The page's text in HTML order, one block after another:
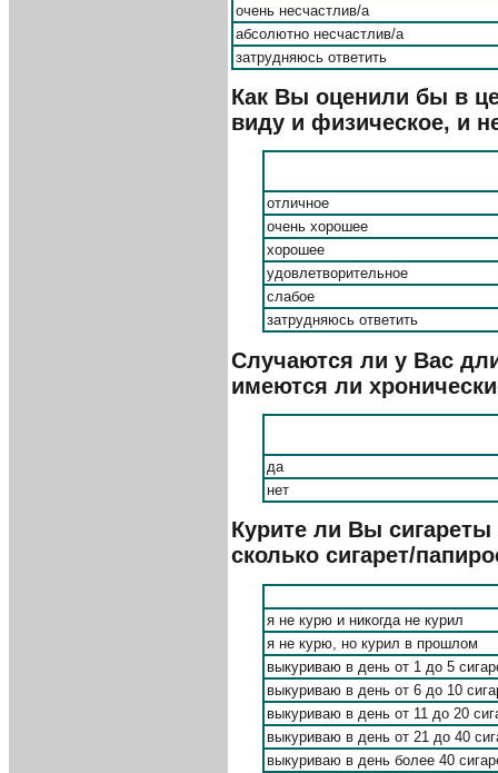
очень несчастлив/а
абсолютно несчастлив/а
затрудняюсь ответить
Как Вы оценили бы в
виду и физическое, и
отличное
очень хорошее
хорошее
удовлетворительное
слабое
затрудняюсь ответить
Случаются ли у Вас
имеются ли
да
нет
Курите ли Вы
сколько сигарет/
я не курю и никогда не курил
я не курю, но курил в прошлом
выкуриваю в день от 1 до 5
выкуриваю в день от 6 до 10
выкуриваю в день от 11 до 20
выкуриваю в день от 21 до 40
выкуриваю в день более 40